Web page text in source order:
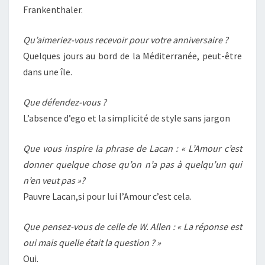
Frankenthaler.
Qu’aimeriez-vous recevoir pour votre anniversaire ?
Quelques jours au bord de la Méditerranée, peut-être
dans une île.
Que défendez-vous ?
L’absence d’ego et la simplicité de style sans jargon
Que vous inspire la phrase de Lacan : « L’Amour c’est
donner quelque chose qu’on n’a pas à quelqu’un qui
n’en veut pas »?
Pauvre Lacan,si pour lui l’Amour c’est cela.
Que pensez-vous de celle de W. Allen : « La réponse est
oui mais quelle était la question ? »
Oui.